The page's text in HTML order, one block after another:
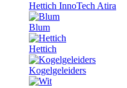
Hettich InnoTech Atira
Blum
Hettich
Kogelgeleiders